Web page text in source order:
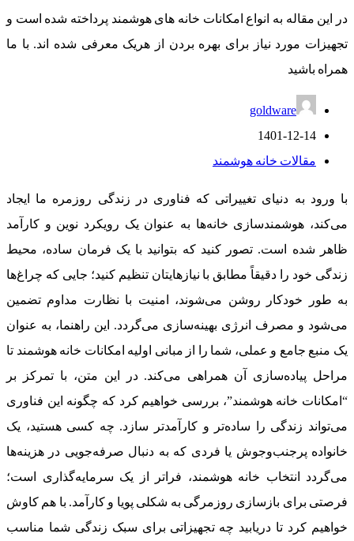
در این مقاله به انواع امکانات خانه های هوشمند پرداخته شده است و
تجهیزات مورد نیاز برای بهره بردن از هریک معرفی شده اند. با ما
همراه باشید
goldware
1401-12-14
مقالات خانه هوشمند
با ورود به دنیای تغییراتی که فناوری در زندگی روزمره ما ایجاد
می‌کند، هوشمندسازی خانه‌ها به عنوان یک رویکرد نوین و کارآمد
ظاهر شده است. تصور کنید که بتوانید با یک فرمان ساده، محیط
زندگی خود را دقیقاً مطابق با نیازهایتان تنظیم کنید؛ جایی که چراغ‌ها
به طور خودکار روشن می‌شوند، امنیت با نظارت مداوم تضمین
می‌شود و مصرف انرژی بهینه‌سازی می‌گردد. این راهنما، به عنوان
یک منبع جامع و عملی، شما را از مبانی اولیه امکانات خانه هوشمند تا
مراحل پیاده‌سازی آن همراهی می‌کند. در این متن، با تمرکز بر
“امکانات خانه هوشمند”، بررسی خواهیم کرد که چگونه این فناوری
می‌تواند زندگی را ساده‌تر و کارآمدتر سازد. چه کسی هستید، یک
خانواده پرجنب‌وجوش یا فردی که به دنبال صرفه‌جویی در هزینه‌ها
می‌گردد انتخاب خانه هوشمند، فراتر از یک سرمایه‌گذاری است؛
فرصتی برای بازسازی روزمرگی به شکلی پویا و کارآمد. با هم کاوش
خواهیم کرد تا دریابید چه تجهیزاتی برای سبک زندگی شما مناسب